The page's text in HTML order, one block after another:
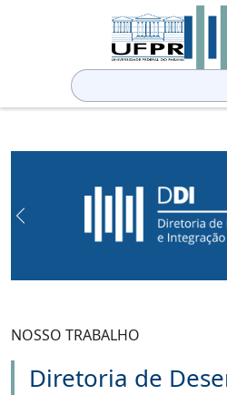
Pesquisar
por:
Previous
NOSSO TRABALHO
Diretoria de